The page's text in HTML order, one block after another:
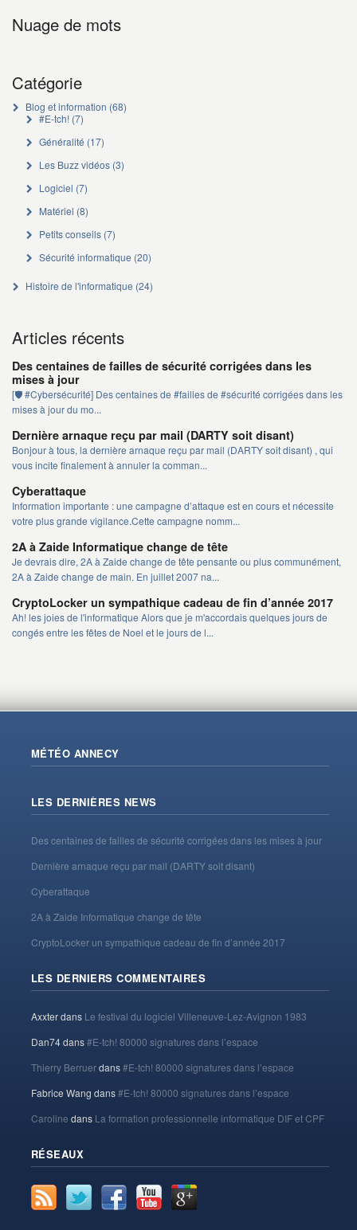
Nuage de mots
Catégorie
Blog et information (68)
#E-tch!(7)
Généralité (17)
Les Buzz vidéos(3)
Logiciel (7)
Matériel (8)
Petits conseils(7)
Sécurité informatique (20)
Histoire de l'informatique (24)
Articles récents
Des centaines de failles de sécurité corrigées dans les
mises à jour
[🛡️ #Cybersécurité] Des centaines de #failles de #sécurité corrigées dans les
mises à jour du mo...
Dernière arnaque reçu par mail (DARTY soit disant)
Bonjour à tous, la dernière arnaque reçu par mail (DARTY soit disant) , qui
vous incite finalement à annuler la comman...
Cyberattaque
Information importante : une campagne d’attaque est en cours et nécessite
votre plus grande vigilance.Cette campagne nomm...
2A à Zaide Informatique change de tête
Je devrais dire, 2A à Zaide change de tête pensante ou plus communément,
2A à Zaide change de main. En juillet 2007 na...
CryptoLocker un sympathique cadeau de fin d’année 2017
Ah! les joies de l'informatique Alors que je m'accordais quelques jours de
congés entre les fêtes de Noel et le jours de l...
MÉTÉO ANNECY
LES DERNIÈRES NEWS
Des centaines de failles de sécurité corrigées dans les mises à jour
Dernière arnaque reçu par mail (DARTY soit disant)
Cyberattaque
2A à Zaide Informatique change de tête
CryptoLocker un sympathique cadeau de fin d’année 2017
LES DERNIERS COMMENTAIRES
Axxterdans Le festival du logiciel Villeneuve-Lez-Avignon 1983
Dan74dans#E-tch! 80000 signatures dans l’espace
Thierry Berruerdans#E-tch! 80000 signatures dans l’espace
Fabrice Wang dans#E-tch! 80000 signatures dans l’espace
Caroline dans La formation professionnelle informatique DIF et CPF
RÉSEAUX